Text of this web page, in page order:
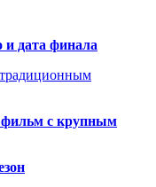
и дата финала
фильм с крупным